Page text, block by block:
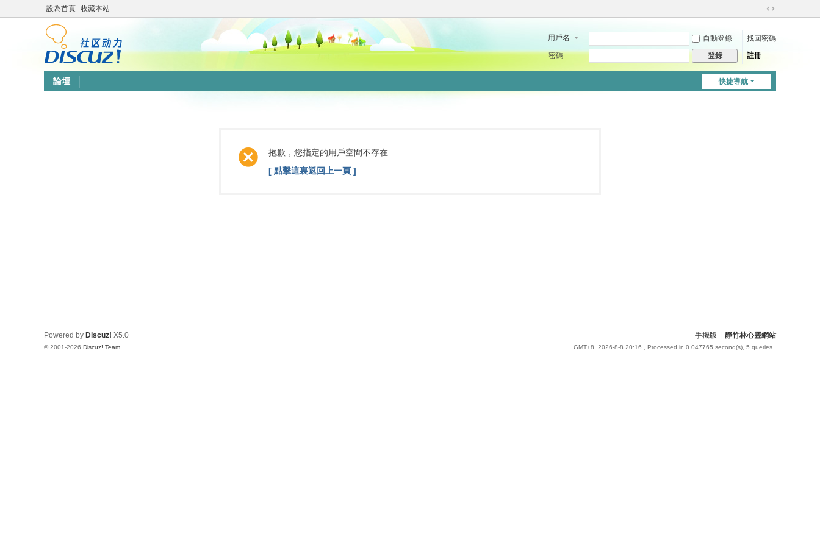
設為首頁 收藏本站
切
到
用戶名 自動登錄
找回密碼
密碼
登錄 註冊
快捷導航
論壇
抱歉，您指定的用戶空間不存在
[ 點擊這裏返回上一頁 ]
手機版 靜竹林心靈網站
GMT+8, 2026-8-8 20:16 , Processed in 0.047765 second(s), 5 queries .
Powered by Discuz! X5.0
© 2001-2026 Discuz! Team